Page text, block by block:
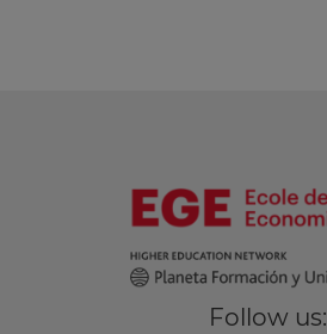
Follow us: